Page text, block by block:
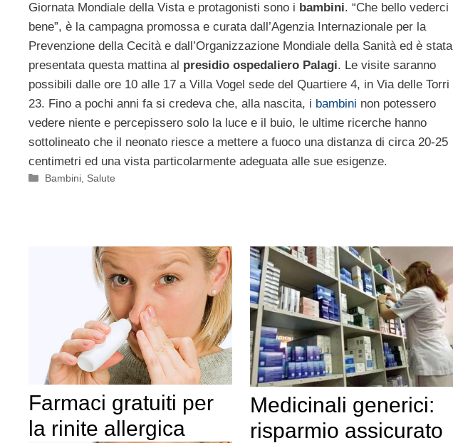
Giornata Mondiale della Vista e protagonisti sono i bambini. “Che bello vederci
bene”, è la campagna promossa e curata dall’Agenzia Internazionale per la
Prevenzione della Cecità e dall’Organizzazione Mondiale della Sanità ed è stata
presentata questa mattina al presidio ospedaliero Palagi. Le visite saranno
possibili dalle ore 10 alle 17 a Villa Vogel sede del Quartiere 4, in Via delle Torri
23. Fino a pochi anni fa si credeva che, alla nascita, i bambini non potessero
vedere niente e percepissero solo la luce e il buio, le ultime ricerche hanno
sottolineato che il neonato riesce a mettere a fuoco una distanza di circa 20-25
centimetri ed una vista particolarmente adeguata alle sue esigenze.
Categorie
Bambini Salute
Farmaci gratuiti per
la rinite allergica
Medicinali generici:
risparmio assicurato